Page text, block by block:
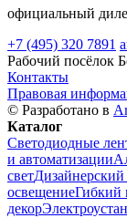
официальный
+7 (495) 320 7891
Рабочий посёлок
Контакты
Правовая
© Разработано в
Каталог
Светодиодные
и автоматизации
светДизайнерский
освещениеГибкий
декор